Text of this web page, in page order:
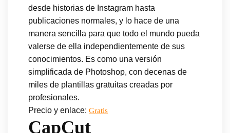
desde historias de Instagram hasta
publicaciones normales, y lo hace de una
manera sencilla para que todo el mundo pueda
valerse de ella independientemente de sus
conocimientos. Es como una versión
simplificada de Photoshop, con decenas de
miles de plantillas gratuitas creadas por
profesionales.
Precio y enlace: Gratis
CapCut